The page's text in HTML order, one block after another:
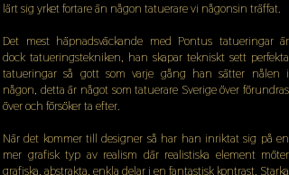
lärt sig yrket fortare än någon tatuerare vi någonsin träffat.
Det mest häpnadsväckande med Pontus tatueringar är
dock tatueringstekniken, han skapar tekniskt sett perfekta
tatueringar så gott som varje gång han sätter nålen i
någon, detta är något som tatuerare Sverige över förundras
över och försöker ta efter.
När det kommer till designer så har han inriktat sig på en
mer grafisk typ av realism där realistiska element möter
grafiska, abstrakta, enkla delar i en fantastisk kontrast. Starka